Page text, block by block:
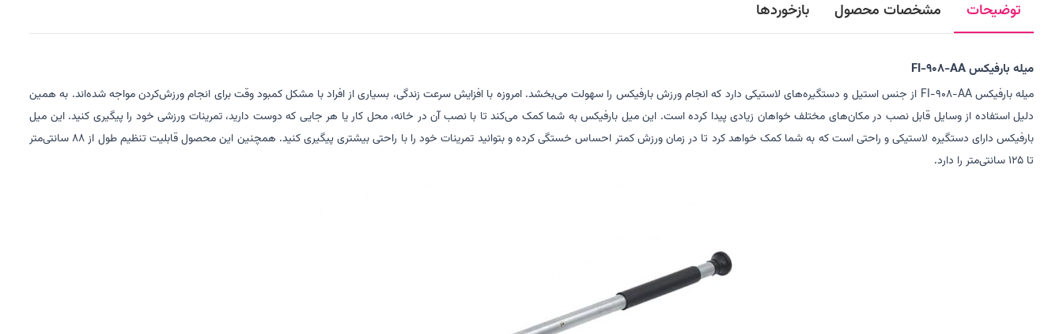
توضیحات مشخصات محصول بازخوردها
میله بارفیکس FI-908-AA
میله بارفیکس FI-908-AA از جنس استیل و دستگیره‌های لاستیکی دارد که انجام ورزش بارفیکس را سهولت می‌بخشد. امروزه با افزایش سرعت زندگی، بسیاری از افراد با مشکل کمبود وقت برای انجام ورزش‌کردن مواجه شده‌اند. به همین
دلیل استفاده از وسایل قابل ‌نصب در مکان‌های مختلف خواهان زیادی پیدا کرده است. این میل بارفیکس به شما کمک می‌کند تا با نصب آن در خانه، محل کار یا هر جایی که دوست دارید، تمرینات ورزشی خود را پیگیری کنید. این میل
بارفیکس دارای دستگیره لاستیکی و راحتی است که به شما کمک خواهد کرد تا در زمان ورزش کمتر احساس خستگی کرده و بتوانید تمرینات خود را با راحتی بیشتری پیگیری کنید. همچنین این محصول قابلیت تنظیم طول از 88 سانتی‌متر
تا 125 سانتی‌متر را دارد.